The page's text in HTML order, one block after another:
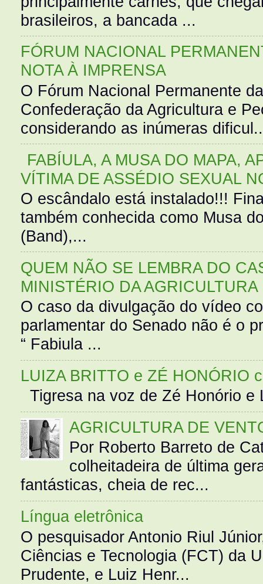
brasileiros, a bancada ...
FÓRUM NACIONAL
NOTA À IMPRENSA
O Fórum Nacional Permanente
Confederação da Agricultura e
considerando as inúmeras
FABÍULA, A MUSA DO MAPA,
VÍTIMA DE ASSÉDIO SEXUAL
O escândalo está instalado!!!
também conhecida como Musa
(Band),...
QUEM NÃO SE LEMBRA DO
MINISTÉRIO DA AGRICULTURA
O caso da divulgação do vídeo
parlamentar do Senado não é o
“ Fabiula ...
LUIZA BRITTO e ZÉ HONÓRIO
Tigresa na voz de Zé Honório
AGRICULTURA DE
Por Roberto Barreto de
colheitadeira de última
fantásticas, cheia de rec...
Língua eletrônica
O pesquisador Antonio Riul
Ciências e Tecnologia (FCT) da
Prudente, e Luiz Henr...